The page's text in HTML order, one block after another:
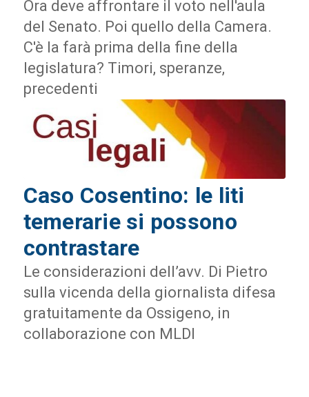
Ora deve affrontare il voto nell'aula
del Senato. Poi quello della Camera.
C'è la farà prima della fine della
legislatura? Timori, speranze,
precedenti
Caso Cosentino: le liti
temerarie si possono
contrastare
Le considerazioni dell’avv. Di Pietro
sulla vicenda della giornalista difesa
gratuitamente da Ossigeno, in
collaborazione con MLDI